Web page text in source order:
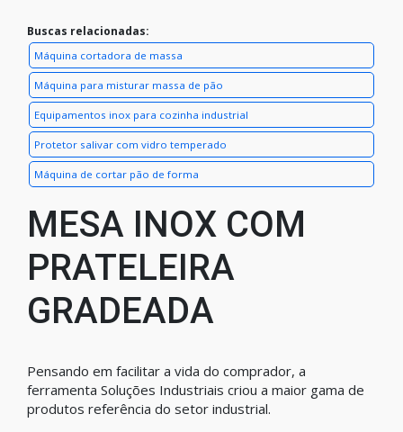
Buscas relacionadas:
Máquina cortadora de massa
Máquina para misturar massa de pão
Equipamentos inox para cozinha industrial
Protetor salivar com vidro temperado
Máquina de cortar pão de forma
MESA INOX COM
PRATELEIRA
GRADEADA
Pensando em facilitar a vida do comprador, a
ferramenta Soluções Industriais criou a maior gama de
produtos referência do setor industrial.